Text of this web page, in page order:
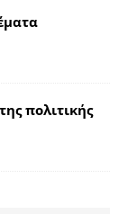
πολιτικής